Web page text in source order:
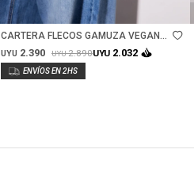
Talle
CARTERA FLECOS GAMUZA VEGANA
- CAMEL
UYU 2.390 UYU2.890UYU 2.032